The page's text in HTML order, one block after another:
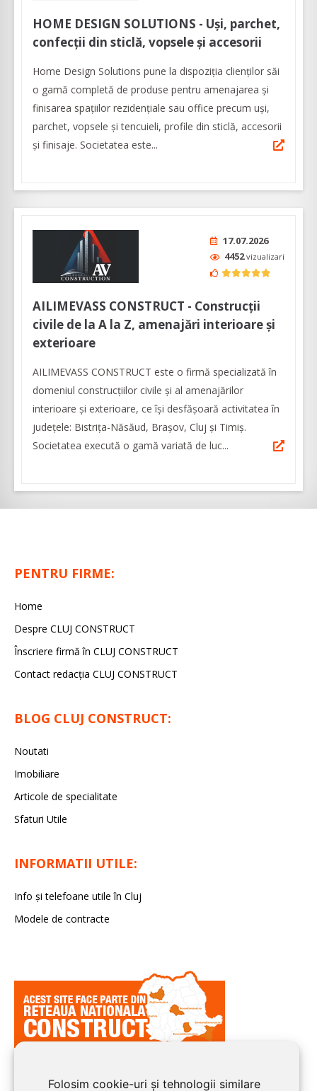
Folosim cookie-uri și tehnologii similare
HOME DESIGN SOLUTIONS - Uşi, parchet,
confecţii din sticlă, vopsele şi accesorii
Home Design Solutions pune la dispoziția clienților săi
o gamă completă de produse pentru amenajarea și
finisarea spațiilor rezidențiale sau office precum uşi,
parchet, vopsele şi tencuieli, profile din sticlă, accesorii
şi finisaje. Societatea este...
17.07.2026
4452vizualizari
AILIMEVASS CONSTRUCT - Construcții
civile de la A la Z, amenajări interioare și
exterioare
AILIMEVASS CONSTRUCT este o firmă specializată în
domeniul construcțiilor civile și al amenajărilor
interioare și exterioare, ce își desfășoară activitatea în
județele: Bistrița-Năsăud, Brașov, Cluj și Timiș.
Societatea execută o gamă variată de luc...
PENTRU FIRME:
Home
Despre CLUJ CONSTRUCT
Înscriere firmă în CLUJ CONSTRUCT
Contact redacția CLUJ CONSTRUCT
BLOG CLUJ CONSTRUCT:
Noutati
Imobiliare
Articole de specialitate
Sfaturi Utile
INFORMATII UTILE:
Info și telefoane utile în Cluj
Modele de contracte